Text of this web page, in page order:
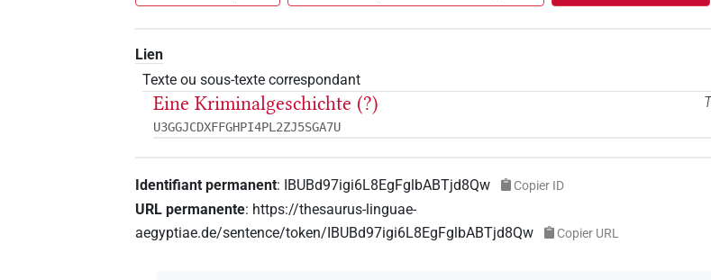
Lien
Texte ou sous-texte correspondant
Eine Kriminalgeschichte (?)
U3GGJCDXFFGHPI4PL2ZJ5SGA7U
Identifiant permanent: IBUBd97igi6L8EgFglbABTjd8Qw Copier ID
URL permanente: https://thesaurus-linguae-
aegyptiae.de/sentence/token/IBUBd97igi6L8EgFglbABTjd8Qw
Copier URL